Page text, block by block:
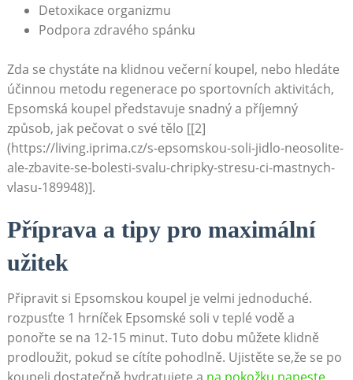
Detoxikace organizmu
Podpora zdravého spánku
Zda se chystáte na klidnou večerní koupel, nebo hledáte
účinnou metodu regenerace po sportovních aktivitách,
Epsomská koupel představuje snadný a příjemný
způsob, jak pečovat o své tělo [[2]
(https://living.iprima.cz/s-epsomskou-soli-jidlo-neosolite-
ale-zbavite-se-bolesti-svalu-chripky-stresu-ci-mastnych-
vlasu-189948)].
Příprava a tipy pro maximální
užitek
Připravit si Epsomskou koupel je velmi jednoduché.
rozpusťte 1 hrníček Epsomské soli v teplé vodě a
ponořte se na 12-15 minut. Tuto dobu můžete klidně
prodloužit, pokud se cítíte pohodlně. Ujistěte se,že se po